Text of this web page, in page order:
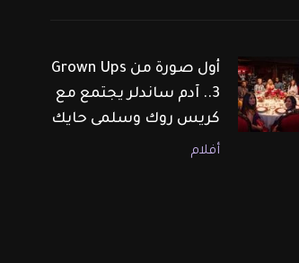
أول صورة من Grown Ups
3.. آدم ساندلر يجتمع مع
كريس روك وسلمى حايك
أفلام